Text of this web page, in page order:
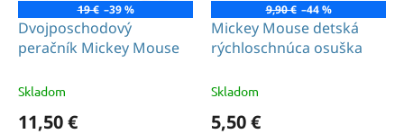
19 € –39 %
Dvojposchodový
peračník Mickey Mouse
Skladom
11,50 €
9,90 € –44 %
Mickey Mouse detská
rýchloschnúca osuška
Skladom
5,50 €